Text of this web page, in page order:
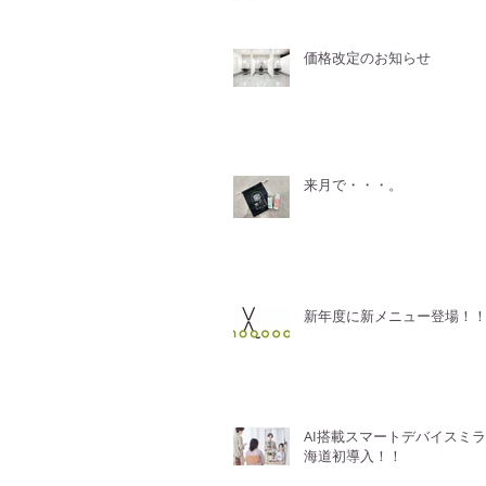
価格改定のお知らせ
来月で・・・。
新年度に新メニュー登場！！
AI搭載スマートデバイスミラ
海道初導入！！